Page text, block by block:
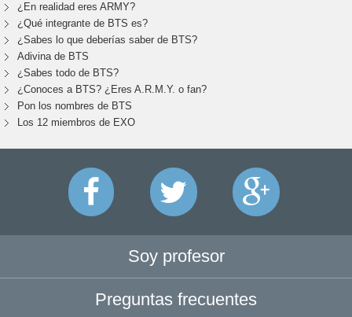
¿En realidad eres ARMY?
¿Qué integrante de BTS es?
¿Sabes lo que deberías saber de BTS?
Adivina de BTS
¿Sabes todo de BTS?
¿Conoces a BTS? ¿Eres A.R.M.Y. o fan?
Pon los nombres de BTS
Los 12 miembros de EXO
Soy profesor
Preguntas frecuentes